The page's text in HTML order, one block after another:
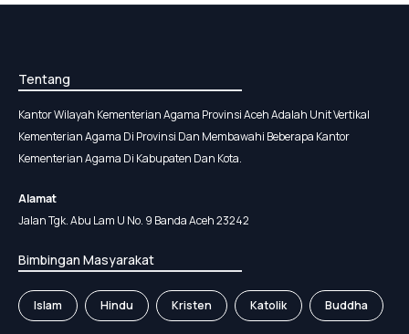
Tentang
Kantor Wilayah Kementerian Agama Provinsi Aceh Adalah Unit Vertikal
Kementerian Agama Di Provinsi Dan Membawahi Beberapa Kantor
Kementerian Agama Di Kabupaten Dan Kota.
Alamat
Jalan Tgk. Abu Lam U No. 9 Banda Aceh 23242
Bimbingan Masyarakat
Islam Hindu Kristen Katolik Buddha